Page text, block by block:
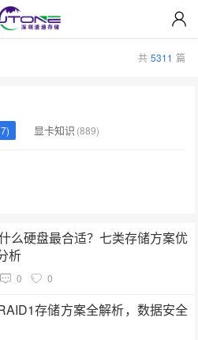
共 5311 篇
显卡知识 (889)
么硬盘最合适？七类存储方案优
析
0 0
存储方案全解析，数据安全